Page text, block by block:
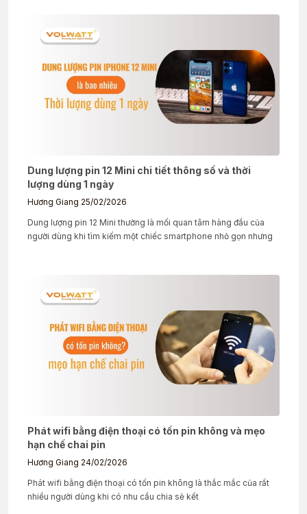
Dung lượng pin 12 Mini chi tiết thông số và thời
lượng dùng 1 ngày
Hương Giang 25/02/2026
Dung lượng pin 12 Mini thường là mối quan tâm hàng đầu của
người dùng khi tìm kiếm một chiếc smartphone nhỏ gọn nhưng
Phát wifi bằng điện thoại có tốn pin không và mẹo
hạn chế chai pin
Hương Giang 24/02/2026
Phát wifi bằng điện thoại có tốn pin không là thắc mắc của rất
nhiều người dùng khi có nhu cầu chia sẻ kết